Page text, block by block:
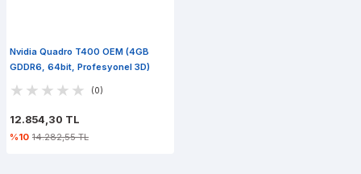
Nvidia Quadro T400 OEM (4GB
GDDR6, 64bit, Profesyonel 3D)
(0)
12.854,30 TL
%10 14.282,55 TL